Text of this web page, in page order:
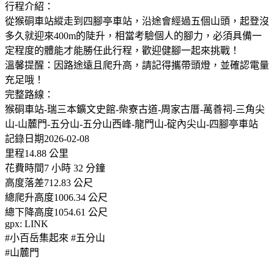
行程介紹：
從猴硐車站縱走到四腳亭車站，沿途會經過五個山頭，起登沒
多久就迎來400m的陡升，相當考驗個人的腳力，必須具備一
定程度的體能才能勝任此行程，歡迎健腳一起來挑戰！
溫馨提醒：因路途遠且爬升高，請記得攜帶頭燈，並確認電量
充足哦！
完整路線：
猴硐車站-瑞三本鑛文史館-柴寮古道-周家古厝-萬善祠-三角尖
山-山麓門-五分山-五分山西峰-龍門山-碇內尖山-四腳亭車站
記錄日期2026-02-08
里程14.88 公里
花費時間7 小時 32 分鐘
高度落差712.83 公尺
總爬升高度1006.34 公尺
總下降高度1054.61 公尺
gpx: LINK
#小百岳集起來 #五分山
#山麓門